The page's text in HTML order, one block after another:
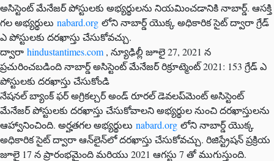
అసిస్టెంట్ మేనేజర్ పోస్టులకు అభ్యర్థులను నియమించడానికి నాబార్డ్. ఆసక్తి
గల అభ్యర్థులు nabard.org లోని నాబార్డ్ యొక్క అధికారిక సైట్ ద్వారా గ్రేడ్
ఎ పోస్టులకు దరఖాస్తు చేసుకోవచ్చు.
ద్వారా hindustantimes.com , న్యూఢిల్లీ జూలై 27, 2021 న
ప్రచురించబడింది నాబార్డ్ అసిస్టెంట్ మేనేజర్ రిక్రూట్మెంట్ 2021: 153 గ్రేడ్ ఎ
పోస్టులకు దరఖాస్తు చేసుకోండి
నేషనల్ బ్యాంక్ ఫర్ అగ్రికల్చర్ అండ్ రూరల్ డెవలప్‌మెంట్ అసిస్టెంట్
మేనేజర్ పోస్టులకు దరఖాస్తు చేసుకోవాలని అభ్యర్థుల నుంచి దరఖాస్తులను
ఆహ్వానించింది. అర్హతగల అభ్యర్థులు nabard.org లోని నాబార్డ్ యొక్క
అధికారిక సైట్ ద్వారా ఆన్‌లైన్‌లో దరఖాస్తు చేసుకోవచ్చు. రిజిస్ట్రేషన్ ప్రక్రియ
జూలై 17 న ప్రారంభమైంది మరియు 2021 ఆగస్టు 7 తో ముగుస్తుంది.